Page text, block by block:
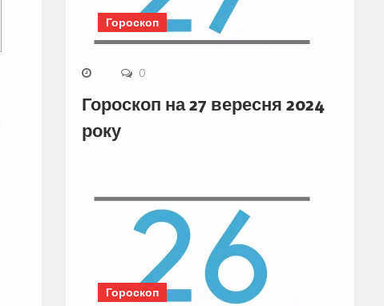
Гороскоп
0
Гороскоп на 27 вересня 2024
року
Гороскоп